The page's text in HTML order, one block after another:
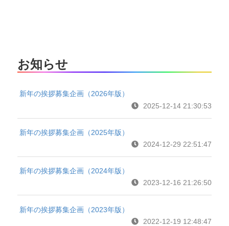
お知らせ
新年の挨拶募集企画（2026年版）
2025-12-14 21:30:53
新年の挨拶募集企画（2025年版）
2024-12-29 22:51:47
新年の挨拶募集企画（2024年版）
2023-12-16 21:26:50
新年の挨拶募集企画（2023年版）
2022-12-19 12:48:47